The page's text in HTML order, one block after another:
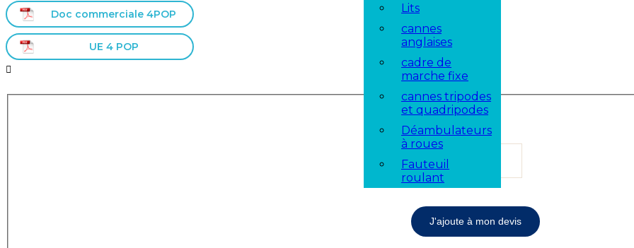
Lits
cannes
anglaises
cadre de
marche fixe
cannes tripodes
et quadripodes
Déambulateurs
à roues
Fauteuil
roulant

Doc commerciale 4POP
UE 4 POP
Quantité
J'ajoute à mon devis